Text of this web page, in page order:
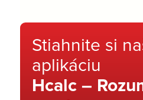
Stiahnite si
aplikáciu
Hcalc –